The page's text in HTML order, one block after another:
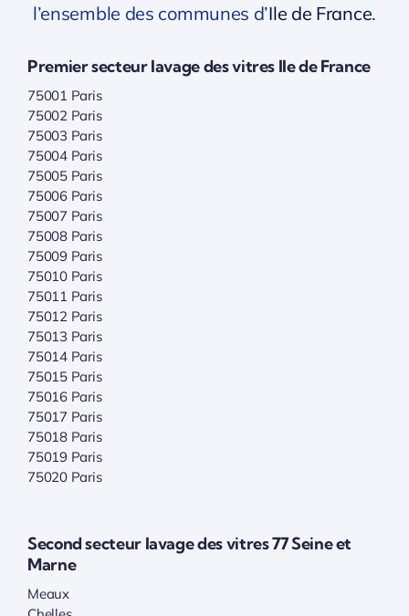
l’ensemble des communes d’Ile de France.
Premier secteur lavage des vitres Ile de France
75001 Paris
75002 Paris
75003 Paris
75004 Paris
75005 Paris
75006 Paris
75007 Paris
75008 Paris
75009 Paris
75010 Paris
75011 Paris
75012 Paris
75013 Paris
75014 Paris
75015 Paris
75016 Paris
75017 Paris
75018 Paris
75019 Paris
75020 Paris
Second secteur lavage des vitres 77 Seine et
Marne
Meaux